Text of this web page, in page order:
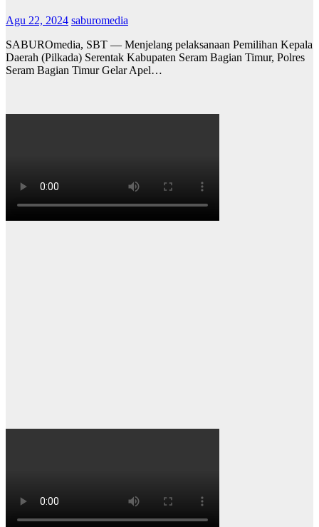
Agu 22, 2024 saburomedia
SABUROmedia, SBT — Menjelang pelaksanaan Pemilihan Kepala
Daerah (Pilkada) Serentak Kabupaten Seram Bagian Timur, Polres
Seram Bagian Timur Gelar Apel…